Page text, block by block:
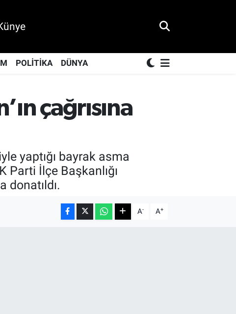
POLİTİKA DÜNYA
çağrısına
yaptığı bayrak asma
Parti İlçe Başkanlığı
donatıldı.
A- A+